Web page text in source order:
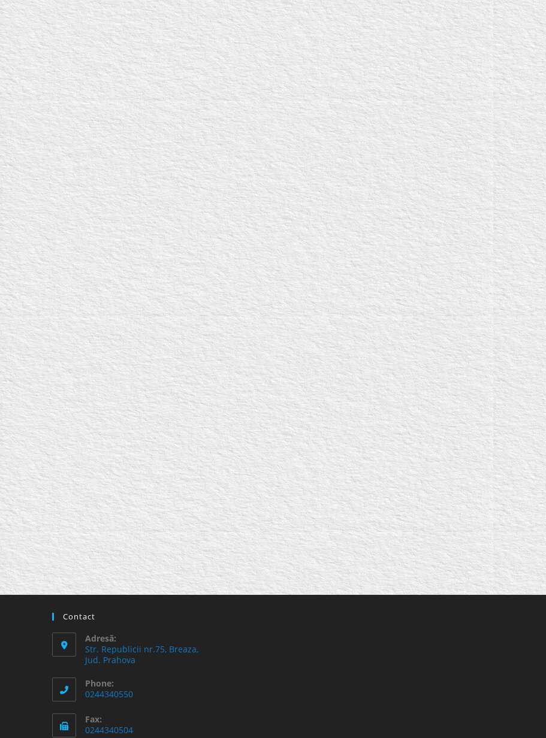
Contact
Adresă:
Str. Republicii nr.75, Breaza,
Jud. Prahova
Phone:
0244340550
Fax:
0244340504